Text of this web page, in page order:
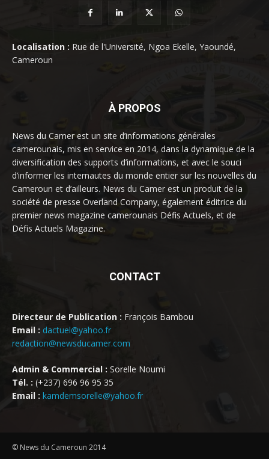
Localisation : Rue de l'Université, Ngoa Ekelle, Yaoundé,
Cameroun
À PROPOS
News du Camer est un site d’informations générales
camerounais, mis en service en 2014, dans la dynamique de la
diversification des supports d’informations, et avec le souci
d’informer les internautes du monde entier sur les nouvelles du
Cameroun et d’ailleurs. News du Camer est un produit de la
société de presse Overland Company, également éditrice du
premier news magazine camerounais Défis Actuels, et de
Défis Actuels Magazine.
CONTACT
Directeur de Publication : François Bambou
Email : dactuel@yahoo.fr
redaction@newsducamer.com
Admin & Commercial : Sorelle Noumi
Tél. : (+237) 696 96 95 35
Email : kamdemsorelle@yahoo.fr
© News du Cameroun 2014